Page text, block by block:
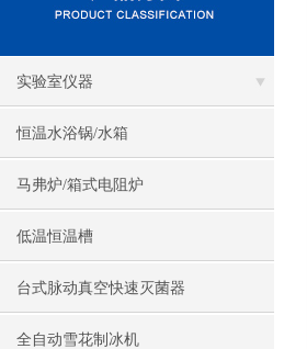
实验室仪器
恒温水浴锅/水箱
马弗炉/箱式电阻炉
低温恒温槽
台式脉动真空快速灭菌器
全自动雪花制冰机